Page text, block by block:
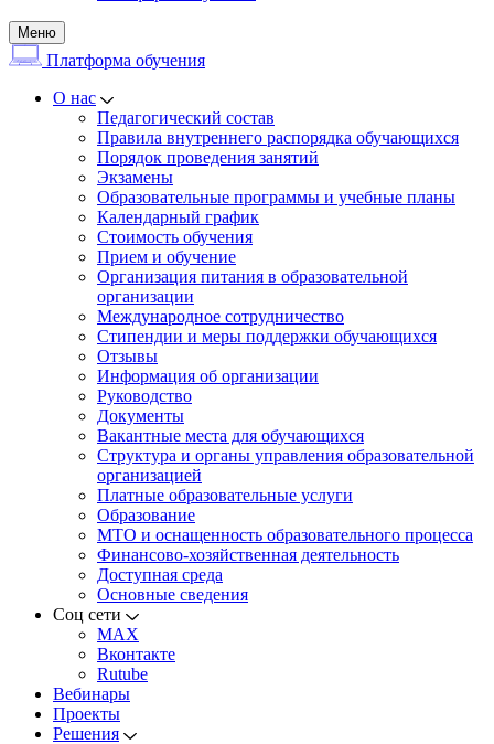
Меню
Платформа обучения
О нас
Педагогический состав
Правила внутреннего распорядка обучающихся
Порядок проведения занятий
Экзамены
Образовательные программы и учебные планы
Календарный график
Стоимость обучения
Прием и обучение
Организация питания в образовательной
организации
Международное сотрудничество
Стипендии и меры поддержки обучающихся
Отзывы
Информация об организации
Руководство
Документы
Вакантные места для обучающихся
Структура и органы управления образовательной
организацией
Платные образовательные услуги
Образование
МТО и оснащенность образовательного процесса
Финансово-хозяйственная деятельность
Доступная среда
Основные сведения
Соц сети
MAX
Вконтакте
Rutube
Вебинары
Проекты
Решения